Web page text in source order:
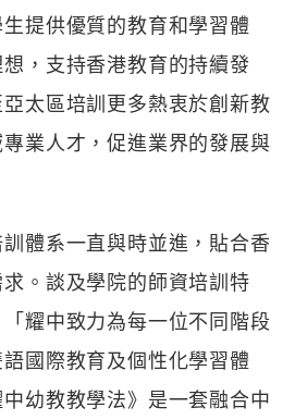
提供優質的教育和學習體
，支持香港教育的持續發
太區培訓更多熱衷於創新教
業人才，促進業界的發展與
體系一直與時並進，貼合香
。談及學院的師資培訓特
耀中致力為每一位不同階段
國際教育及個性化學習體
幼教教學法》是一套融合中